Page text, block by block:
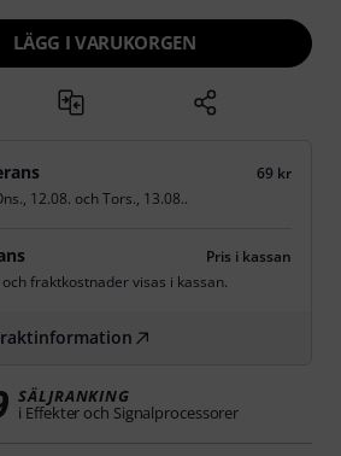
LÄGG I VARUKORGEN
69 kr
12.08. ochTors., 13.08..
Pris i kassan
fraktkostnader visas i kassan.
SÄLJRANKING
i Effekter och Signalprocessorer